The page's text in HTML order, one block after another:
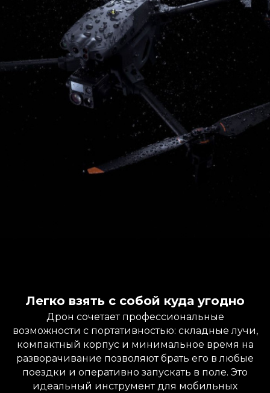
Легко взять с собой куда угодно
Дрон сочетает профессиональные
возможности с портативностью: складные лучи,
компактный корпус и минимальное время на
разворачивание позволяют брать его в любые
поездки и оперативно запускать в поле. Это
идеальный инструмент для мобильных